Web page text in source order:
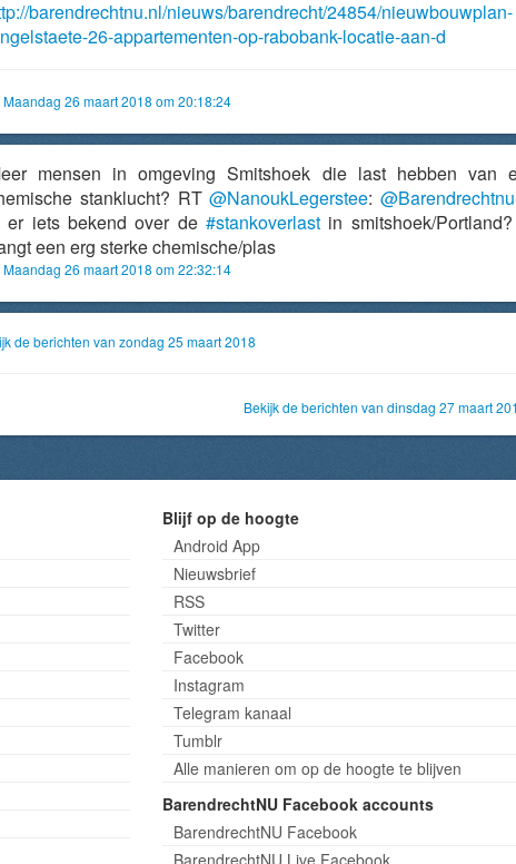
barendrechtnu.nl/nieuws/barendrecht/24854/nieuwbouwplan-
26-appartementen-op-rabobank-locatie-aan-d
Maandag 26 maart 2018 om 20:18:24
mensen in omgeving Smitshoek die last hebben van
stanklucht? RT@NanoukLegerstee:
er iets bekend over de #stankoverlast in smitshoek/
een erg sterke chemische/plas
Maandag 26 maart 2018 om 22:32:14
de berichten van zondag 25 maart 2018
Bekijk de berichten van dinsdag 27 maart
Blijf op de hoogte
Android App
Nieuwsbrief
RSS
Twitter
Facebook
Instagram
Telegram kanaal
Tumblr
Alle manieren om op de hoogte te blijven
BarendrechtNU Facebook accounts
BarendrechtNU Facebook
BarendrechtNU Live Facebook